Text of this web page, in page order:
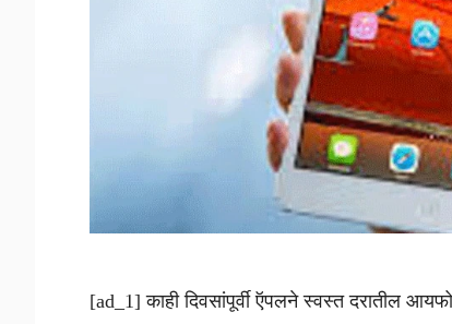
[ad_1] काही दिवसांपूर्वी ऍपलने स्वस्त दरातील